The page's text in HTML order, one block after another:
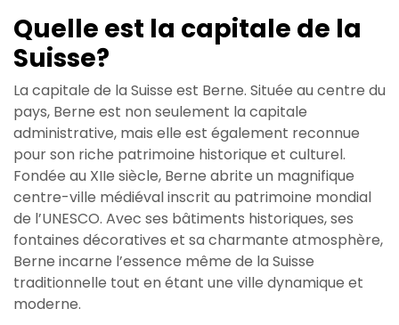
Quelle est la capitale de la
Suisse?
La capitale de la Suisse est Berne. Située au centre du
pays, Berne est non seulement la capitale
administrative, mais elle est également reconnue
pour son riche patrimoine historique et culturel.
Fondée au XIIe siècle, Berne abrite un magnifique
centre-ville médiéval inscrit au patrimoine mondial
de l’UNESCO. Avec ses bâtiments historiques, ses
fontaines décoratives et sa charmante atmosphère,
Berne incarne l’essence même de la Suisse
traditionnelle tout en étant une ville dynamique et
moderne.